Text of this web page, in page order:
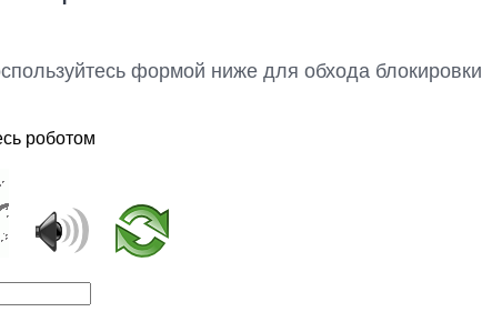
формой ниже для обхода блокировки
роботом